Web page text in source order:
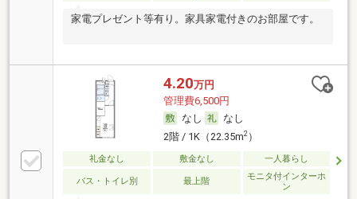
家電プレゼント等有り。家具家電付きのお部屋です。
4.20万円
管理費6,500円
なし
なし
2階 / 1K（22.35m2）
礼金なし 敷金なし 一人暮らし
バス・トイレ別 最上階
モニタ付インターホ
ン